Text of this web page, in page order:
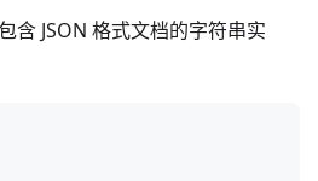
包含 JSON 格式文档的字符串实